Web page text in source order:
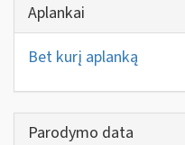
Aplankai
Bet kurį aplanką
Parodymo data